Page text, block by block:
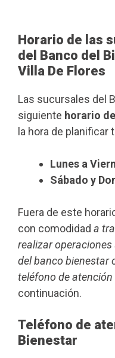
Horario de las
del Banco del
Villa De Flores
Las sucursales del
siguiente horario
la hora de planificar
Lunes a
Sábado y
Fuera de este
con comodidad a
realizar operaciones
del banco bienestar
teléfono de atención
continuación.
Teléfono de
Bienestar